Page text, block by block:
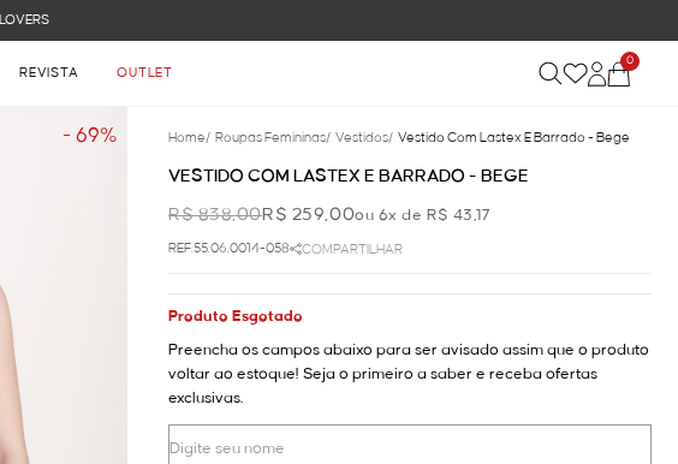
REVISTA OUTLET
0
- 69% Home/ Roupas Femininas/ Vestidos/ Vestido Com Lastex E Barrado - Bege
VESTIDO COM LASTEX E BARRADO - BEGE
R$ 838,00R$ 259,00ou 6x de R$ 43,17
REF.55.06.0014-058 COMPARTILHAR
Produto Esgotado
Preencha os campos abaixo para ser avisado assim que o produto
voltar ao estoque! Seja o primeiro a saber e receba ofertas
exclusivas.